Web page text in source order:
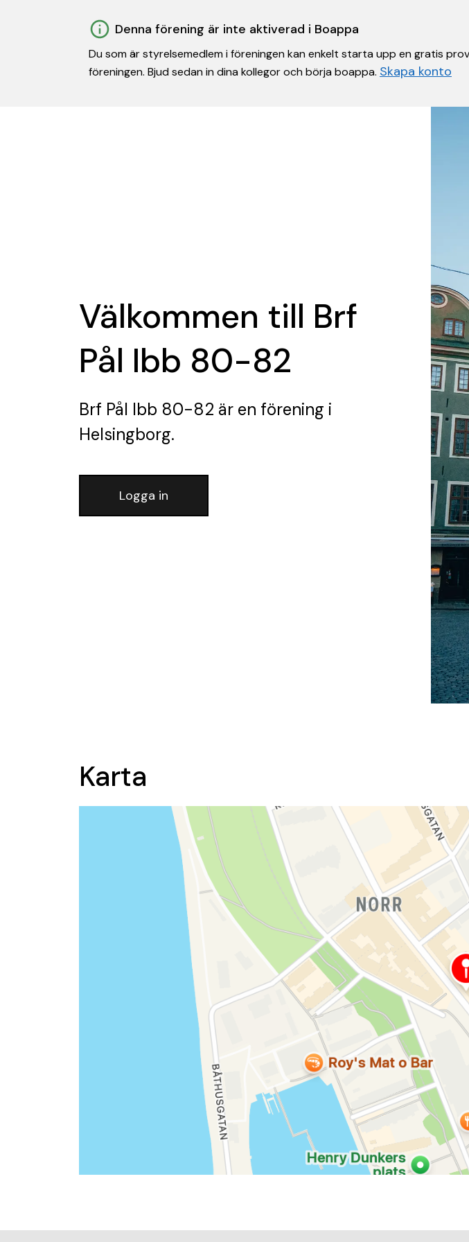
Denna förening är inte aktiverad i Boappa
Du som är styrelsemedlem i föreningen kan enkelt starta upp en gratis
föreningen. Bjud sedan in dina kollegor och börja boappa. Skapa konto
Välkommen till Brf
Pål Ibb 80-82
Brf Pål Ibb 80-82 är en förening i
Helsingborg.
Logga in
Karta